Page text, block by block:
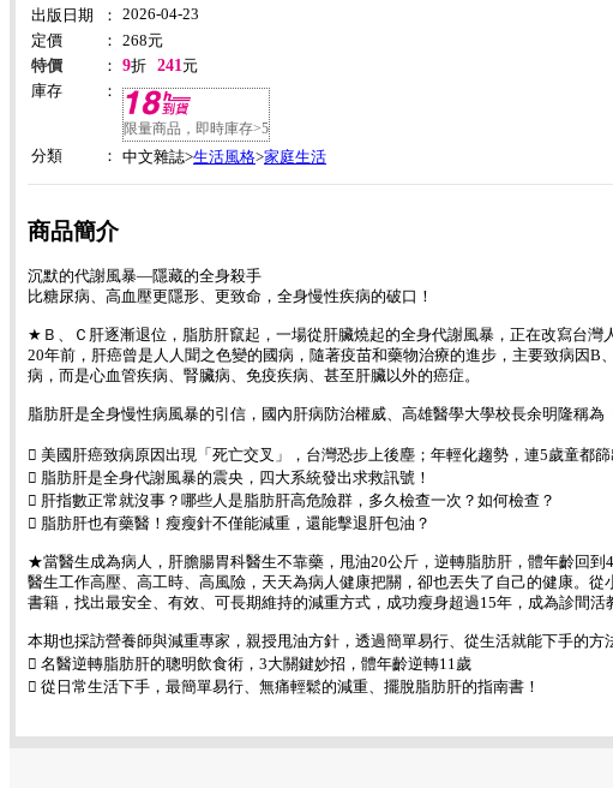
出版日期
：
2026-04-23
定價
： 268元
特價
： 9折 241 元
庫存
：
限量商品，即時庫存>5
分類
： 中文雜誌>生活風格>家庭生活
商品簡介
沉默的代謝風暴—隱藏的全身殺手
比糖尿病、高血壓更隱形、更致命，全身慢性疾病的破口！
★Ｂ、Ｃ肝逐漸退位，脂肪肝竄起，一場從肝臟燒起的全身代謝風暴，正在改寫台灣
20年前，肝癌曾是人人聞之色變的國病，隨著疫苗和藥物治療的進步，主要致病因
病，而是心血管疾病、腎臟病、免疫疾病、甚至肝臟以外的癌症。
脂肪肝是全身慢性病風暴的引信，國內肝病防治權威、高雄醫學大學校長余明隆稱
 美國肝癌致病原因出現「死亡交叉」，台灣恐步上後塵；年輕化趨勢，連5歲童都
 脂肪肝是全身代謝風暴的震央，四大系統發出求救訊號！
 肝指數正常就沒事？哪些人是脂肪肝高危險群，多久檢查一次？如何檢查？
 脂肪肝也有藥醫！瘦瘦針不僅能減重，還能擊退肝包油？
★當醫生成為病人，肝膽腸胃科醫生不靠藥，甩油20公斤，逆轉脂肪肝，體年齡回到
醫生工作高壓、高工時、高風險，天天為病人健康把關，卻也丟失了自己的健康。
書籍，找出最安全、有效、可長期維持的減重方式，成功瘦身超過15年，成為診間活
本期也採訪營養師與減重專家，親授甩油方針，透過簡單易行、從生活就能下手的
 名醫逆轉脂肪肝的聰明飲食術，3大關鍵妙招，體年齡逆轉11歲
 從日常生活下手，最簡單易行、無痛輕鬆的減重、擺脫脂肪肝的指南書！